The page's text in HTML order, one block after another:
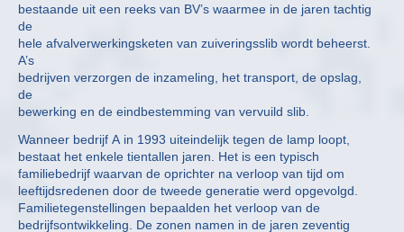
bestaande uit een reeks van BV’s waarmee in de jaren tachtig
de
hele afvalverwerkingsketen van zuiveringsslib wordt beheerst.
A’s
bedrijven verzorgen de inzameling, het transport, de opslag,
de
bewerking en de eindbestemming van vervuild slib.
Wanneer bedrijf A in 1993 uiteindelijk tegen de lamp loopt,
bestaat het enkele tientallen jaren. Het is een typisch
familiebedrijf waarvan de oprichter na verloop van tijd om
leeftijdsredenen door de tweede generatie werd opgevolgd.
Familietegenstellingen bepaalden het verloop van de
bedrijfsontwikkeling. De zonen namen in de jaren zeventig